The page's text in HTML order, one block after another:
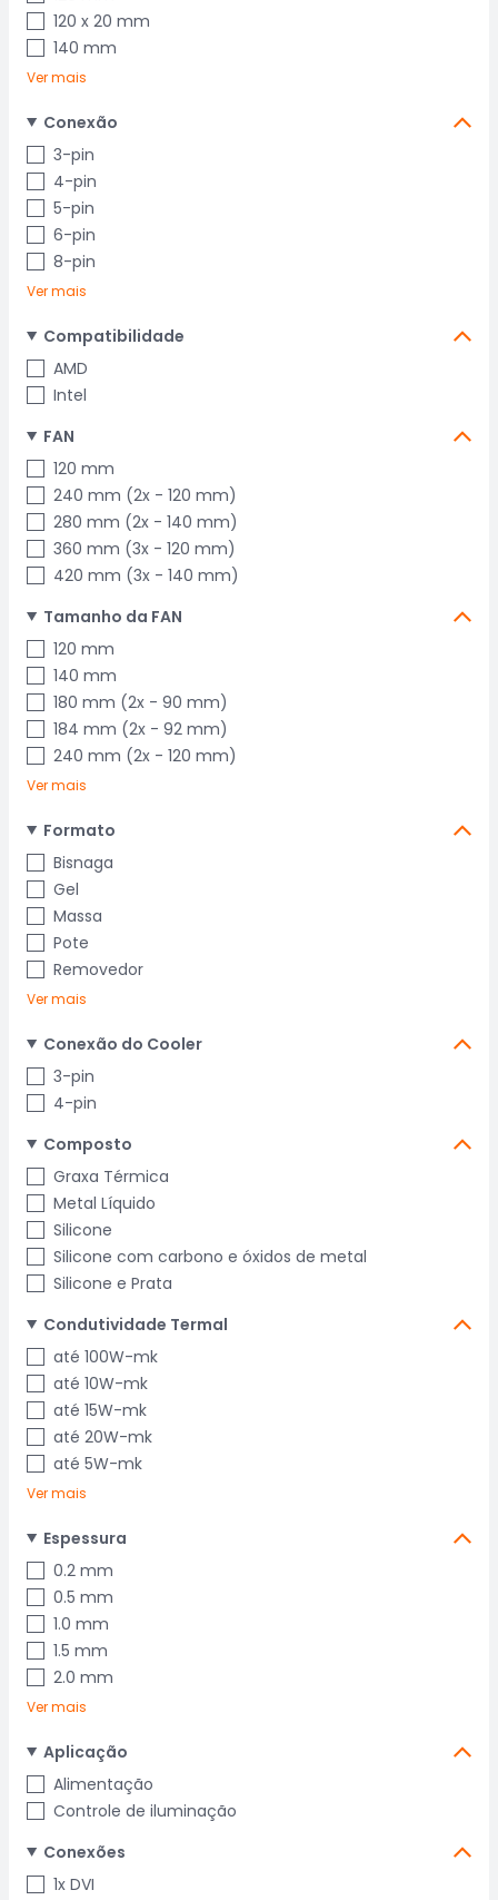
120 x 20 mm
140 mm
Ver mais
Conexão
3-pin
4-pin
5-pin
6-pin
8-pin
Ver mais
Compatibilidade
AMD
Intel
FAN
120 mm
240 mm (2x - 120 mm)
280 mm (2x - 140 mm)
360 mm (3x - 120 mm)
420 mm (3x - 140 mm)
Tamanho da FAN
120 mm
140 mm
180 mm (2x - 90 mm)
184 mm (2x - 92 mm)
240 mm (2x - 120 mm)
Ver mais
Formato
Bisnaga
Gel
Massa
Pote
Removedor
Ver mais
Conexão do Cooler
3-pin
4-pin
Composto
Graxa Térmica
Metal Líquido
Silicone
Silicone com carbono e óxidos de metal
Silicone e Prata
Condutividade Termal
até 100W-mk
até 10W-mk
até 15W-mk
até 20W-mk
até 5W-mk
Ver mais
Espessura
0.2 mm
0.5 mm
1.0 mm
1.5 mm
2.0 mm
Ver mais
Aplicação
Alimentação
Controle de iluminação
Conexões
1x DVI